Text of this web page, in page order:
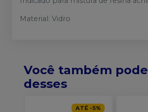
Material: Vidro
Você também
desses
ATÉ -5%